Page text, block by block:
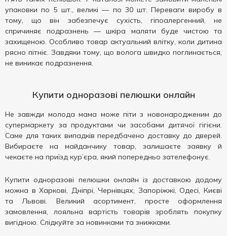
упаковки по 5 шт., великі — по 30 шт. Переваги виробу в
тому, що він забезпечує сухість, гіпоалергенний, не
спричиняє подразнень — шкіра маляти буде чистою та
захищеною. Особливо товар актуальний влітку, коли дитина
рясно пітніє. Завдяки тому, що волога швидко поглинається,
не виникає подразнення.
Купити одноразові пелюшки онлайн
Не завжди молода мама може піти з новонародженим до
супермаркету за продуктами чи засобами дитячої гігієни.
Саме для таких випадків передбачено доставку до дверей.
Вибираєте на майданчику товар, залишаєте заявку й
чекаєте на приїзд кур’єра, який попередньо зателефонує.
Купити одноразові пелюшки онлайн із доставкою додому
можна в Харкові, Дніпрі, Чернівцях, Запоріжжі, Одесі, Києві
та Львові. Великий асортимент, просте оформлення
замовлення, лояльна вартість товарів зроблять покупку
вигідною. Слідкуйте за новинками та знижками.